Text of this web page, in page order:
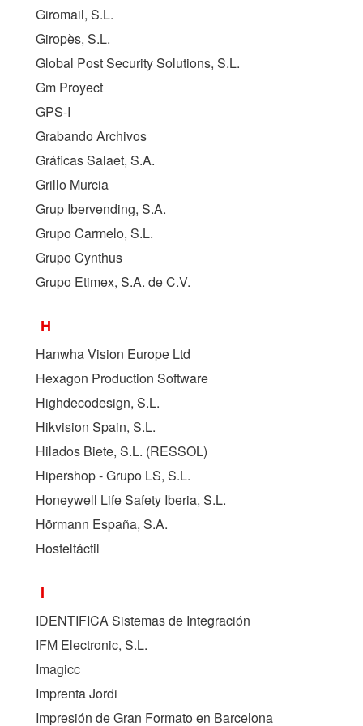
Giromail, S.L.
Giropès, S.L.
Global Post Security Solutions, S.L.
Gm Proyect
GPS-I
Grabando Archivos
Gráficas Salaet, S.A.
Grillo Murcia
Grup Ibervending, S.A.
Grupo Carmelo, S.L.
Grupo Cynthus
Grupo Etimex, S.A. de C.V.
H
Hanwha Vision Europe Ltd
Hexagon Production Software
Highdecodesign, S.L.
Hikvision Spain, S.L.
Hilados Biete, S.L. (RESSOL)
Hipershop - Grupo LS, S.L.
Honeywell Life Safety Iberia, S.L.
Hörmann España, S.A.
Hosteltáctil
I
IDENTIFICA Sistemas de Integración
IFM Electronic, S.L.
Imagicc
Imprenta Jordi
Impresión de Gran Formato en Barcelona